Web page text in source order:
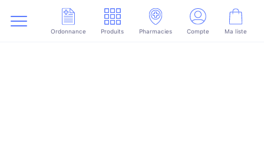
Ordonnance Produits Pharmacies Compte Ma liste